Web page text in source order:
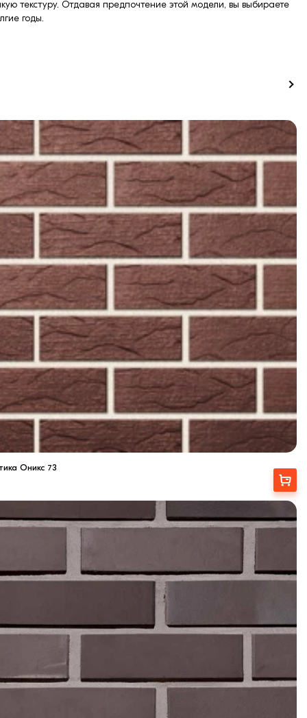
текстуру. Отдавая предпочтение этой модели, вы выбираете
годы.
Оникс 73
Выбрать